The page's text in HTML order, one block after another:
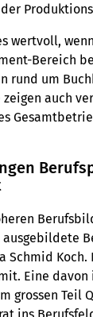
wertvoll,
Bereich
rund um
zeigen auch
ausgebildete
Schmid
Eine davon
grossen Teil